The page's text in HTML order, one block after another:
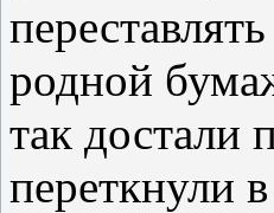
родной
так достали
переткнули